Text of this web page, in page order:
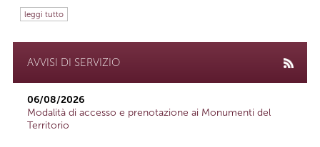
leggi tutto
AVVISI DI SERVIZIO
06/08/2026
Modalità di accesso e prenotazione ai Monumenti del
Territorio